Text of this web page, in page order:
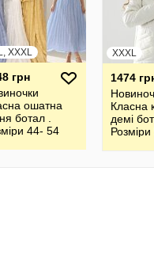
XXXL
грн
ошатна
ботал .
44- 54
XXXL
1474
Класна
демі